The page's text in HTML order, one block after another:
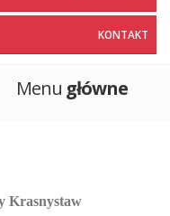
KONTAKT
Menu główne
Krasnystaw